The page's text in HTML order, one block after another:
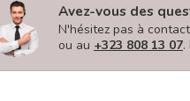
Avez-vous des
N'hésitez pas à
ou au +323 808 13 07.